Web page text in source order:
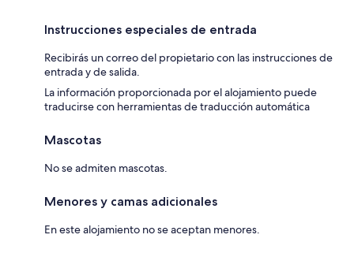
Instrucciones especiales de entrada
Recibirás un correo del propietario con las instrucciones de
entrada y de salida.
La información proporcionada por el alojamiento puede
traducirse con herramientas de traducción automática
Mascotas
No se admiten mascotas.
Menores y camas adicionales
En este alojamiento no se aceptan menores.